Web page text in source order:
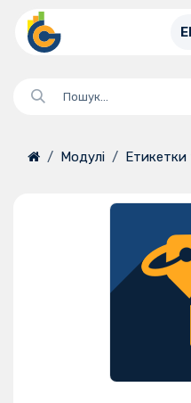
Перейти до змісту
Модулі Етикетки